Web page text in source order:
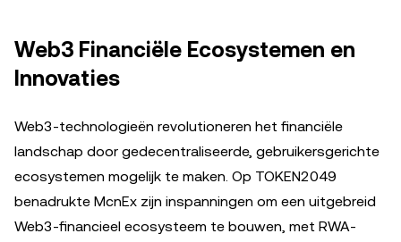
Web3 Financiële Ecosystemen en
Innovaties
Web3-technologieën revolutioneren het financiële
landschap door gedecentraliseerde, gebruikersgerichte
ecosystemen mogelijk te maken. Op TOKEN2049
benadrukte McnEx zijn inspanningen om een uitgebreid
Web3-financieel ecosysteem te bouwen, met RWA-